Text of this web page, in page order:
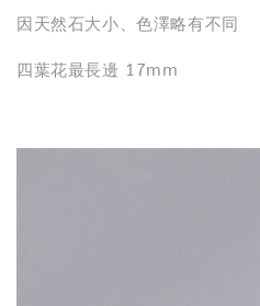
因天然石大小、色澤略有不同
四葉花最長邊 17mm